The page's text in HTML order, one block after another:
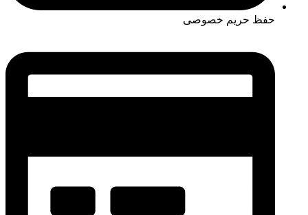
حفظ حریم خصوصی